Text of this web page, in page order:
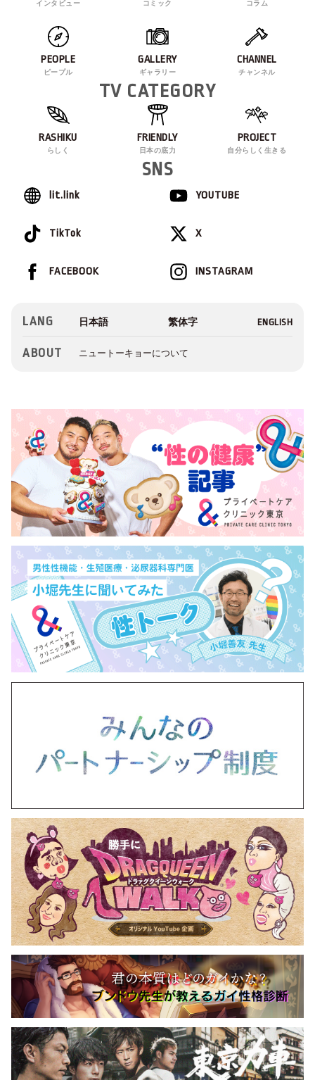
インタビュー コミック コラム
PEOPLE
ピープル
GALLERY
ギャラリー
CHANNEL
チャンネル
TV CATEGORY
RASHIKU
らしく
FRIENDLY
日本の底力
PROJECT
自分らしく生きる
SNS
lit.link YOUTUBE
TikTok X
INSTAGRAM
FACEBOOK
LANG
ABOUT ニュートーキョーについて